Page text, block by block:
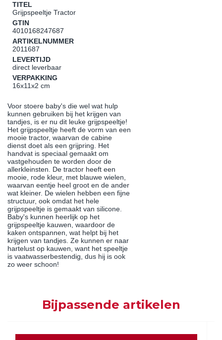
TITEL
Grijpspeeltje Tractor
GTIN
4010168247687
ARTIKELNUMMER
2011687
LEVERTIJD
direct leverbaar
VERPAKKING
16x11x2 cm
Voor stoere baby's die wel wat hulp
kunnen gebruiken bij het krijgen van
tandjes, is er nu dit leuke grijpspeeltje!
Het grijpspeeltje heeft de vorm van een
mooie tractor, waarvan de cabine
dienst doet als een grijpring. Het
handvat is speciaal gemaakt om
vastgehouden te worden door de
allerkleinsten. De tractor heeft een
mooie, rode kleur, met blauwe wielen,
waarvan eentje heel groot en de ander
wat kleiner. De wielen hebben een fijne
structuur, ook omdat het hele
grijpspeeltje is gemaakt van silicone.
Baby's kunnen heerlijk op het
grijpspeeltje kauwen, waardoor de
kaken ontspannen, wat helpt bij het
krijgen van tandjes. Ze kunnen er naar
hartelust op kauwen, want het speeltje
is vaatwasserbestendig, dus hij is ook
zo weer schoon!
Bijpassende artikelen